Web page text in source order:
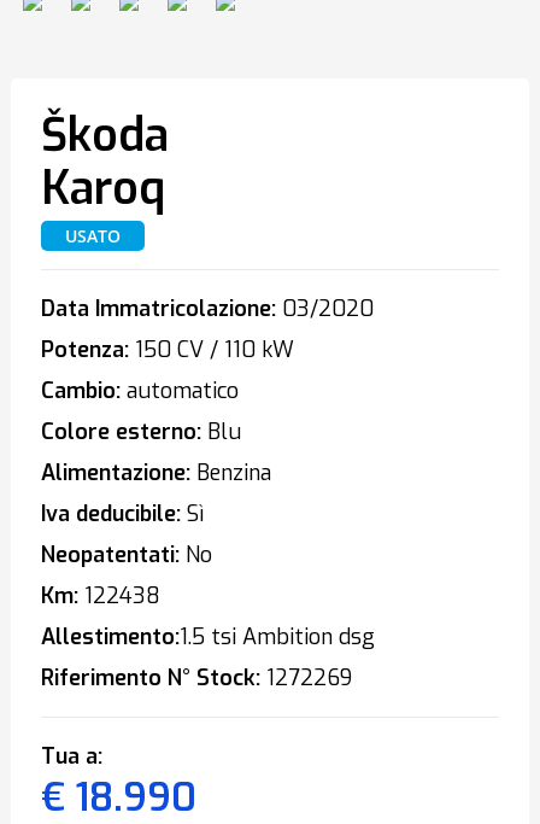
Škoda
Karoq
USATO
Data Immatricolazione:03/2020
Potenza:150 CV / 110 kW
Cambio:automatico
Colore esterno:Blu
Alimentazione:Benzina
Iva deducibile:Sì
Neopatentati:No
Km:122438
Allestimento:1.5 tsi Ambition dsg
Riferimento N° Stock:1272269
Tua a:
€ 18.990